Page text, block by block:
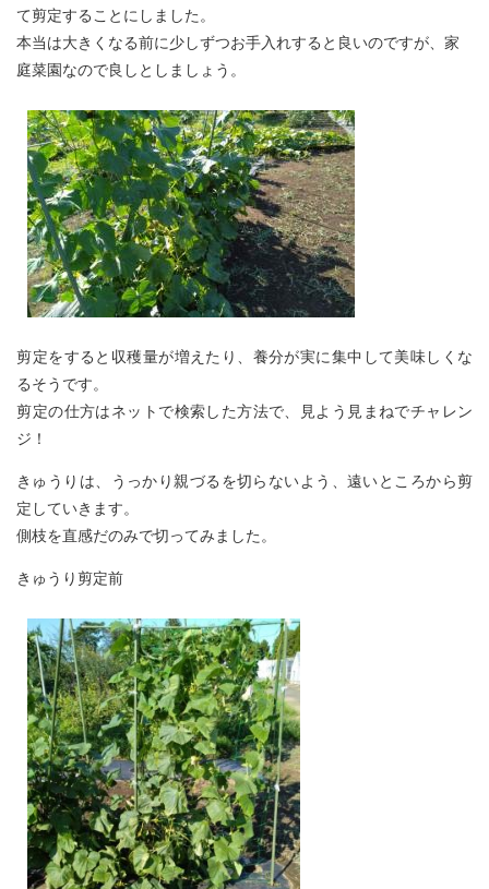
て剪定することにしました。
本当は大きくなる前に少しずつお手入れすると良いのですが、家
庭菜園なので良しとしましょう。
​剪定をすると収穫量が増えたり、養分が実に集中して美味しくな
るそうです。
​剪定の仕方はネットで検索した方法で、見よう見まねでチャレン
ジ！
きゅうりは、うっかり親づるを切らないよう、遠いところから剪
定していきます。
側枝を直感だのみで切ってみました。
きゅうり剪定前